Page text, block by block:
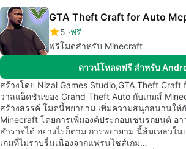
GTA Theft Craft for Auto
5 ฟรี
ฟรีโมดสำหรับ Minecraft
ดาวน์โหลดฟรี สำหรับ
สร้างโดย Nizal Games Studio,GTA Theft Craft
วาลแอ็คชันของ Grand Theft Auto กับเกมส์
สร้างสรรค์ โมดนี้พยายาม เพิ่มความสนุกสนานใ
Minecraft โดยการเพิ่มองค์ประกอบเช่นรถยนต์ อ
สำรวจได้ อย่างไรก็ตาม การพยายาม นี้ล้มเหลวใน
เกมที่ไม่ราบรื่นเนื่องจากแฟรนไชส์เกม…